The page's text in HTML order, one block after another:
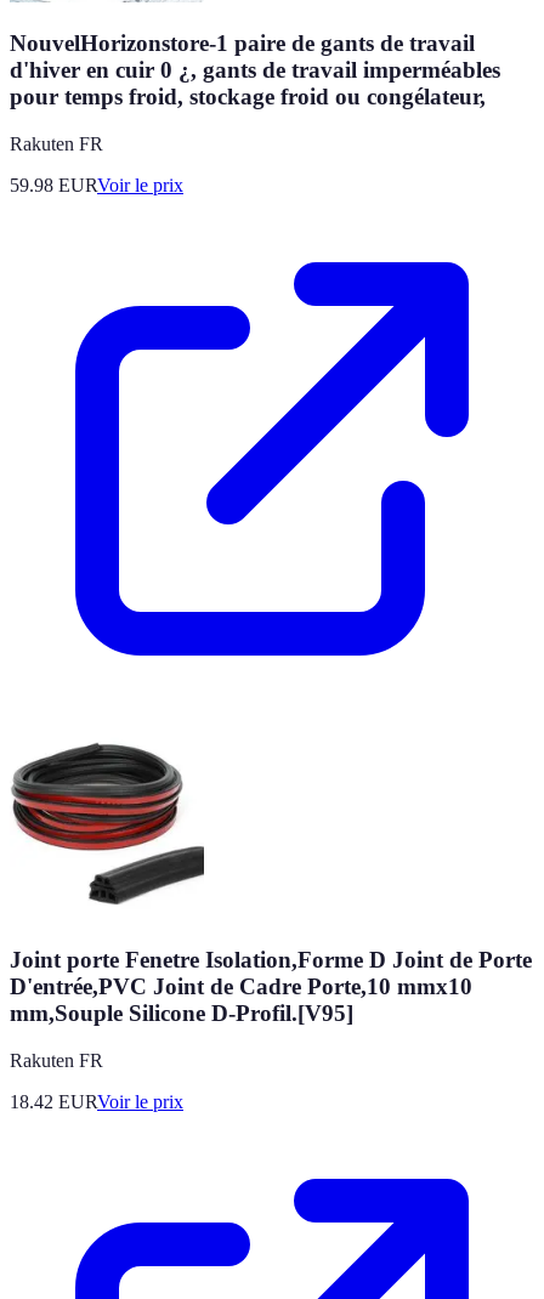
NouvelHorizonstore-1 paire de gants de travail
d'hiver en cuir 0 ¿, gants de travail imperméables
pour temps froid, stockage froid ou congélateur,
Rakuten FR
59.98 EURVoir le prix
Joint porte Fenetre Isolation,Forme D Joint de Porte
D'entrée,PVC Joint de Cadre Porte,10 mmx10
mm,Souple Silicone D-Profil.[V95]
Rakuten FR
18.42 EURVoir le prix